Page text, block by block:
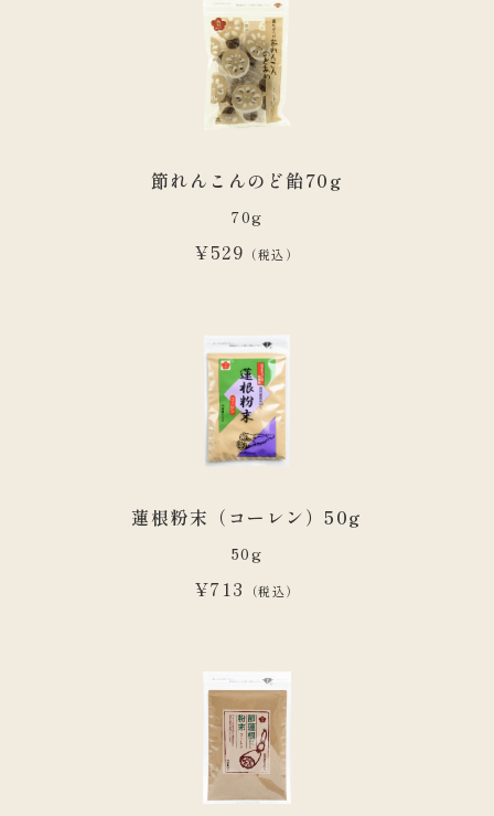
節れんこんのど飴70g
70g
¥529 （税込）
蓮根粉末（コーレン）50g
50g
¥713 （税込）